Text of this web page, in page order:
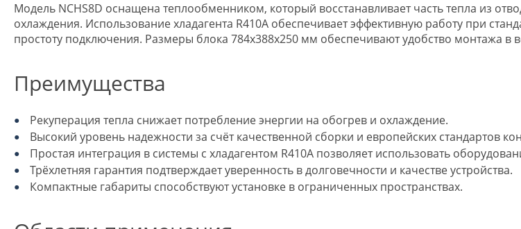
Модель NCHS8D оснащена теплообменником, который восстанавливает часть тепла из
охлаждения. Использование хладагента R410A обеспечивает эффективную работу при
простоту подключения. Размеры блока 784х388х250 мм обеспечивают удобство монтажа в
Преимущества
Рекуперация тепла снижает потребление энергии на обогрев и охлаждение.
Высокий уровень надежности за счёт качественной сборки и европейских стандартов
Простая интеграция в системы с хладагентом R410A позволяет использовать
Трёхлетняя гарантия подтверждает уверенность в долговечности и качестве устройства.
Компактные габариты способствуют установке в ограниченных пространствах.